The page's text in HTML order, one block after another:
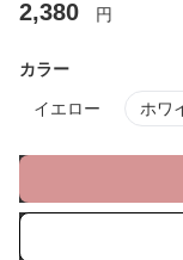
2,380 円
カラー
イエロー ホワ